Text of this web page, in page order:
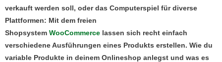
verkauft werden soll, oder das Computerspiel für diverse
Plattformen: Mit dem freien
Shopsystem WooCommerce lassen sich recht einfach
verschiedene Ausführungen eines Produkts erstellen. Wie du
variable Produkte in deinem Onlineshop anlegst und was es